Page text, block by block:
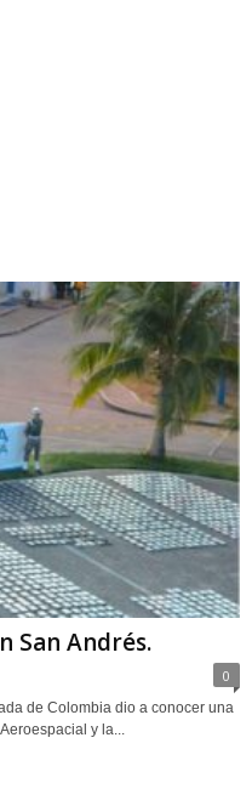
San Andrés.
0
de Colombia dio a conocer una
y la...